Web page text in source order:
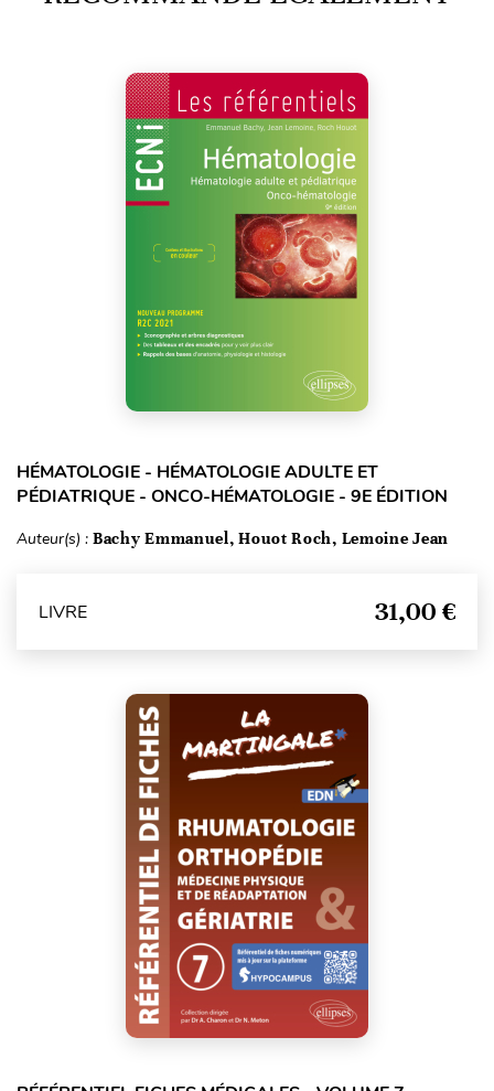
HÉMATOLOGIE - HÉMATOLOGIE ADULTE ET
PÉDIATRIQUE - ONCO-HÉMATOLOGIE - 9E ÉDITION
Auteur(s) : Bachy Emmanuel, Houot Roch, Lemoine Jean
LIVRE 31,00 €